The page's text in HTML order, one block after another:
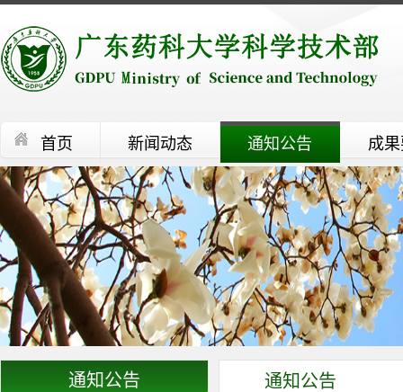
首页 新闻动态 通知公告 成
通知公告 通知公告